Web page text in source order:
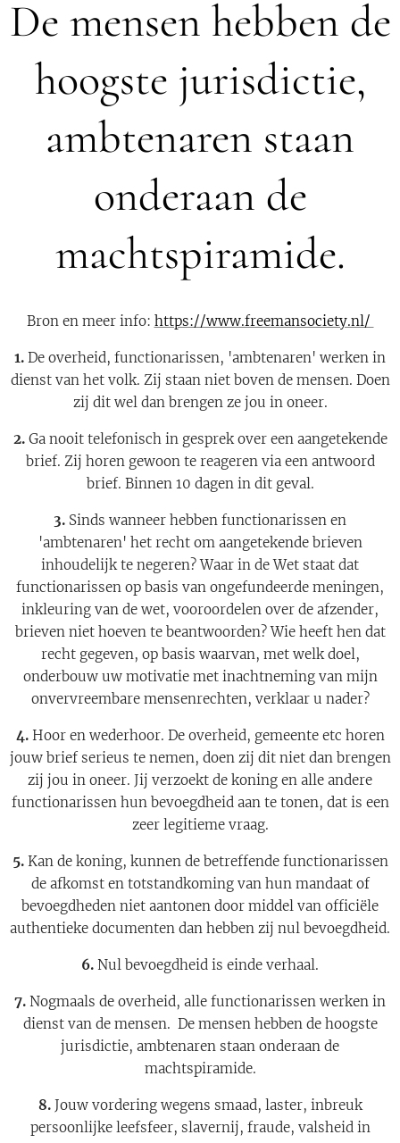
De mensen hebben de
hoogste jurisdictie,
ambtenaren staan
onderaan de
machtspiramide.
Bron en meer info: https://www.freemansociety.nl/
1. De overheid, functionarissen, 'ambtenaren' werken in
dienst van het volk. Zij staan niet boven de mensen. Doen
zij dit wel dan brengen ze jou in oneer.
2.Ga nooit telefonisch in gesprek over een aangetekende
brief. Zij horen gewoon te reageren via een antwoord
brief. Binnen 10 dagen in dit geval.
3. Sinds wanneer hebben functionarissen en
'ambtenaren' het recht om aangetekende brieven
inhoudelijk te negeren? Waar in de Wet staat dat
functionarissen op basis van ongefundeerde meningen,
inkleuring van de wet, vooroordelen over de afzender,
brieven niet hoeven te beantwoorden? Wie heeft hen dat
recht gegeven, op basis waarvan, met welk doel,
onderbouw uw motivatie met inachtneming van mijn
onvervreembare mensenrechten, verklaar u nader?
4.Hoor en wederhoor. De overheid, gemeente etc horen
jouw brief serieus te nemen, doen zij dit niet dan brengen
zij jou in oneer. Jij verzoekt de koning en alle andere
functionarissen hun bevoegdheid aan te tonen, dat is een
zeer legitieme vraag.
5.Kan de koning, kunnen de betreffende functionarissen
de afkomst en totstandkoming van hun mandaat of
bevoegdheden niet aantonen door middel van officiële
authentieke documenten dan hebben zij nul bevoegdheid.
6. Nul bevoegdheid is einde verhaal.
7. Nogmaals de overheid, alle functionarissen werken in
dienst van de mensen. De mensen hebben de hoogste
jurisdictie, ambtenaren staan onderaan de
machtspiramide.
8.Jouw vordering wegens smaad, laster, inbreuk
persoonlijke leefsfeer, slavernij, fraude, valsheid in